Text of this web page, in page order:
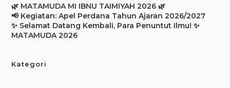
🌿 MATAMUDA MI IBNU TAIMIYAH 2026 🌿
📢 Kegiatan: Apel Perdana Tahun Ajaran 2026/2027
✨ Selamat Datang Kembali, Para Penuntut Ilmu! ✨
MATAMUDA 2026
Kategori